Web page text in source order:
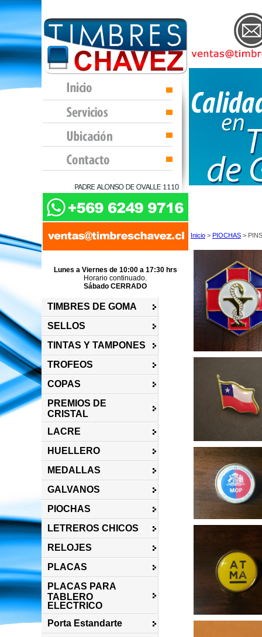
Lunes a Viernes de 10:00 a 17:30 hrs
Horario continuado.
Sábado CERRADO
TIMBRES DE GOMA
SELLOS
TINTAS Y TAMPONES
TROFEOS
COPAS
PREMIOS DE
CRISTAL
LACRE
HUELLERO
MEDALLAS
GALVANOS
PIOCHAS
LETREROS CHICOS
RELOJES
PLACAS
PLACAS PARA
TABLERO
ELECTRICO
Porta Estandarte
Inicio > PIOCHAS > PINS